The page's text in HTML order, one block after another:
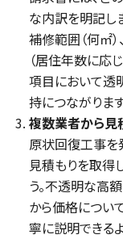
な内訳を明記し
補修範囲（何㎡
（居住年数に応
項目において透
持につながります
複数業者から見
原状回復工事を
見積もりを取得
う。不透明な高
から価格につい
寧に説明できる